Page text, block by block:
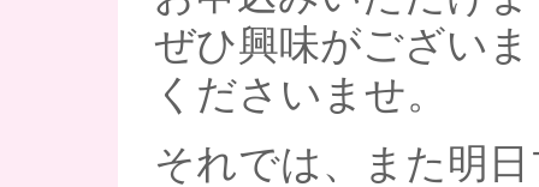
ぜひ興味がござい
くださいませ。
それでは、また明